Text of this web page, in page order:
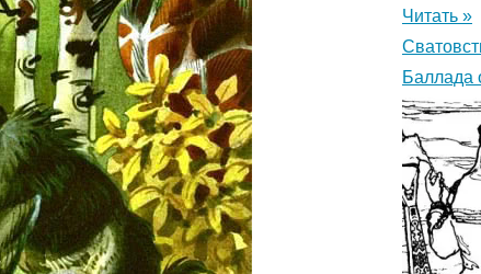
Читать »
Баллада